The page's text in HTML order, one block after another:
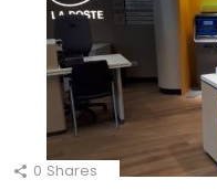
0 Shares